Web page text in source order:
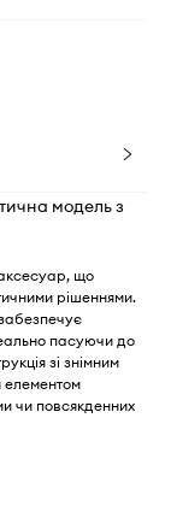
модель з
що
рішеннями.
пасуючи до
зі знімним
елементом
чи повсякденних